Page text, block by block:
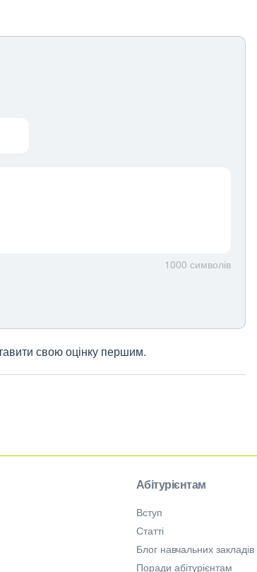
1000 символів
свою оцінку першим.
Абітурієнтам
Вступ
Статті
Блог навчальних закладів
Поради абітурієнтам